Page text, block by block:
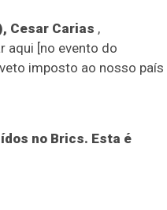
Cesar Carias ,
aqui [no evento do
imposto ao nosso país
no Brics. Esta é